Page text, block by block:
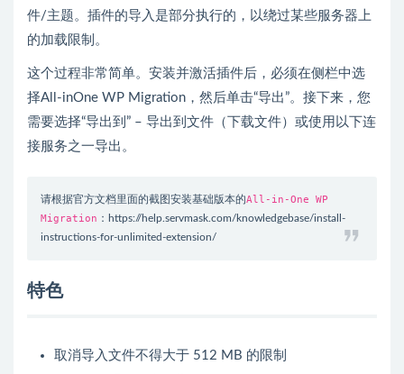
件/主题。插件的导入是部分执行的，以绕过某些服务器上
的加载限制。
这个过程非常简单。安装并激活插件后，必须在侧栏中选
择All-inOne WP Migration，然后单击“导出”。接下来，您
需要选择“导出到” – 导出到文件（下载文件）或使用以下连
接服务之一导出。
请根据官方文档里面的截图安装基础版本的All-in-One WP
Migration ：https://help.servmask.com/knowledgebase/install-
instructions-for-unlimited-extension/
特色
取消导入文件不得大于 512 MB 的限制